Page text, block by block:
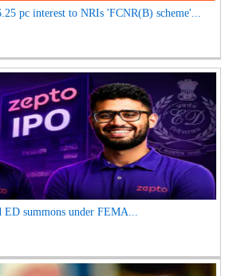
pc interest to NRIs 'FCNR(B) scheme'...
ED summons under FEMA...